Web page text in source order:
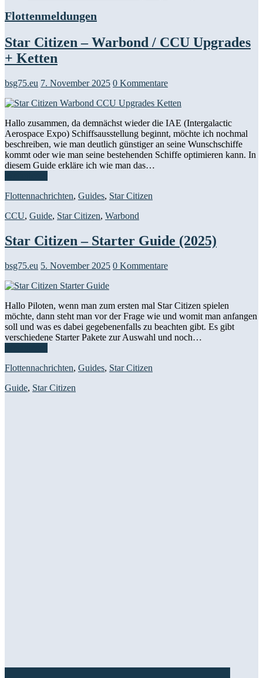
Flottenmeldungen
Star Citizen – Warbond / CCU Upgrades
+ Ketten
bsg75.eu 7. November 2025 0 Kommentare
Hallo zusammen, da demnächst wieder die IAE (Intergalactic
Aerospace Expo) Schiffsausstellung beginnt, möchte ich nochmal
beschreiben, wie man deutlich günstiger an seine Wunschschiffe
kommt oder wie man seine bestehenden Schiffe optimieren kann. In
diesem Guide erkläre ich wie man das…
Flottennachrichten, Guides, Star Citizen
CCU, Guide, Star Citizen, Warbond
Star Citizen – Starter Guide (2025)
bsg75.eu 5. November 2025 0 Kommentare
Hallo Piloten, wenn man zum ersten mal Star Citizen spielen
möchte, dann steht man vor der Frage wie und womit man anfangen
soll und was es dabei gegebenenfalls zu beachten gibt. Es gibt
verschiedene Starter Pakete zur Auswahl und noch…
Flottennachrichten, Guides, Star Citizen
Guide, Star Citizen